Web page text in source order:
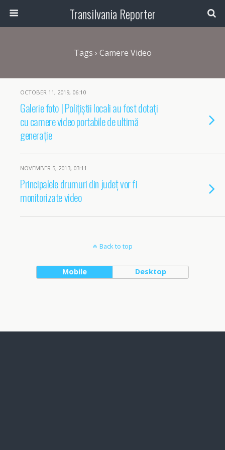
Transilvania Reporter
Tags › Camere Video
OCTOBER 11, 2019, 06:10
Galerie foto | Polițiștii locali au fost dotați
cu camere video portabile de ultimă
generație
NOVEMBER 5, 2013, 03:11
Principalele drumuri din județ vor fi
monitorizate video
Back to top
Mobile Desktop